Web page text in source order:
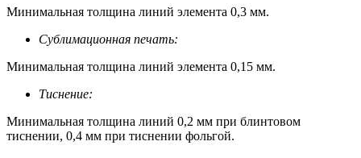
Минимальная толщина линий элемента 0,3 мм.
Сублимационная печать:
Минимальная толщина линий элемента 0,15 мм.
Тиснение:
Минимальная толщина линий 0,2 мм при блинтовом
тиснении, 0,4 мм при тиснении фольгой.